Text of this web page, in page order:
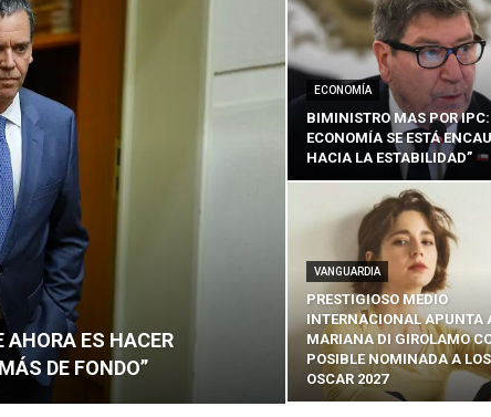
AHORA ES HACER
DE FONDO”
ECONOMÍA
BIMINISTRO MAS POR
ECONOMÍA SE ESTÁ
HACIA LA ESTABILIDAD”
VANGUARDIA
PRESTIGIOSO MEDIO
INTERNACIONAL APUNTA
MARIANA DI GIROLAMO
POSIBLE NOMINADA A
OSCAR 2027